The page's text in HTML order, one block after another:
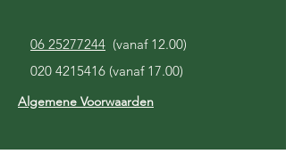
06 25277244 (vanaf 12.00)
020 4215416 (vanaf 17.00)
Algemene Voorwaarden